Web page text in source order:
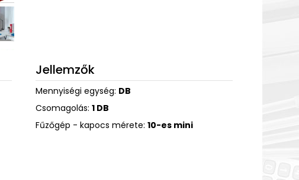
Jellemzők
Mennyiségi egység: DB
Csomagolás: 1 DB
Fűzőgép - kapocs mérete: 10-es mini